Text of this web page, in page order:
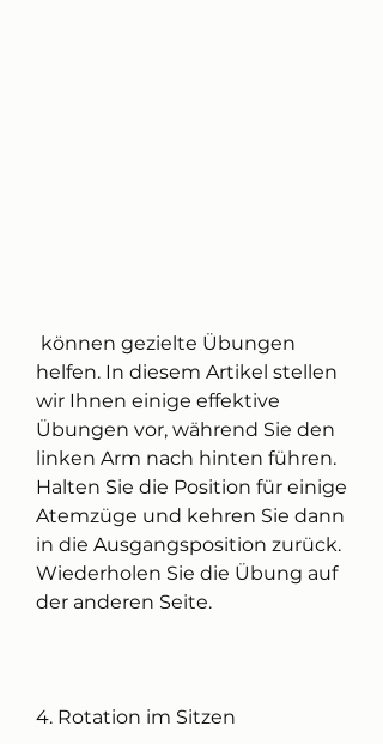
helfen. In diesem Artikel stellen
wir Ihnen einige effektive
Übungen vor, während Sie den
linken Arm nach hinten führen.
Halten Sie die Position für einige
Atemzüge und kehren Sie dann
in die Ausgangsposition zurück.
Wiederholen Sie die Übung auf
der anderen Seite.
4. Rotation im Sitzen